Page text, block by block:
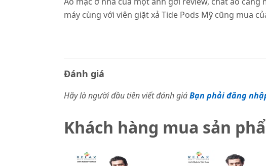
máy cùng với viên giặt xả Tide Pods Mỹ cũng mua
Đánh giá
Hãy là người đầu tiên viết đánh giáBạn phải đăng
Khách hàng mua sản